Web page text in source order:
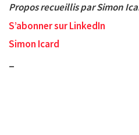
Propos recueillis par Simon
S’abonner sur LinkedIn
Simon Icard